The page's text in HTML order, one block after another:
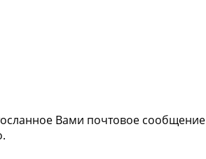
Вами почтовое сообщение